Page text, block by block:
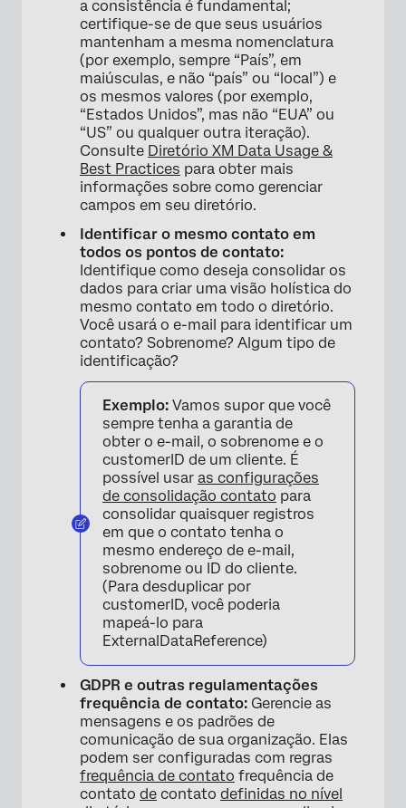
a consistência é fundamental;
certifique-se de que seus usuários
mantenham a mesma nomenclatura
(por exemplo, sempre “País”, em
maiúsculas, e não “país” ou “local”) e
os mesmos valores (por exemplo,
“Estados Unidos”, mas não “EUA” ou
“US” ou qualquer outra iteração).
Consulte Diretório XM Data Usage &
Best Practices para obter mais
informações sobre como gerenciar
campos em seu diretório.
Identificar o mesmo contato em
todos os pontos de contato:
Identifique como deseja consolidar os
dados para criar uma visão holística do
mesmo contato em todo o diretório.
Você usará o e-mail para identificar um
contato? Sobrenome? Algum tipo de
identificação?
Exemplo: Vamos supor que você
sempre tenha a garantia de
obter o e-mail, o sobrenome e o
customerID de um cliente. É
possível usar as configurações
de consolidação contato para
consolidar quaisquer registros
em que o contato tenha o
mesmo endereço de e-mail,
sobrenome ou ID do cliente.
(Para desduplicar por
customerID, você poderia
mapeá-lo para
ExternalDataReference)
GDPR e outras regulamentações
frequência de contato: Gerencie as
mensagens e os padrões de
comunicação de sua organização. Elas
podem ser configuradas com regras
frequência de contato frequência de
contato de contato definidas no nível